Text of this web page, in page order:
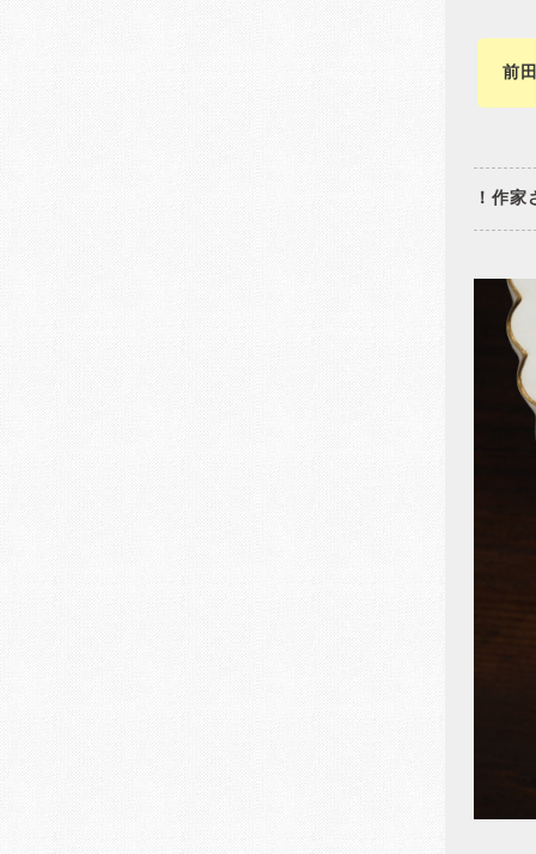
前
！作